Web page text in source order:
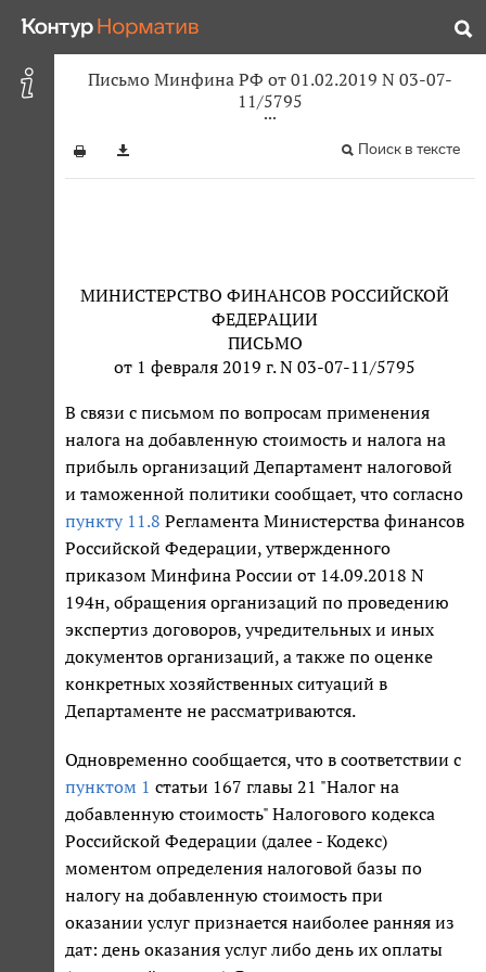
Письмо Минфина РФ от 01.02.2019 N 03-07-
11/5795
Поиск в тексте
МИНИСТЕРСТВО ФИНАНСОВ РОССИЙСКОЙ
ФЕДЕРАЦИИ
ПИСЬМО
от 1 февраля 2019 г. N 03-07-11/5795
В связи с письмом по вопросам применения
налога на добавленную стоимость и налога на
прибыль организаций Департамент налоговой
и таможенной политики сообщает, что согласно
пункту 11.8 Регламента Министерства финансов
Российской Федерации, утвержденного
приказом Минфина России от 14.09.2018 N
194н, обращения организаций по проведению
экспертиз договоров, учредительных и иных
документов организаций, а также по оценке
конкретных хозяйственных ситуаций в
Департаменте не рассматриваются.
Одновременно сообщается, что в соответствии с
пунктом 1 статьи 167 главы 21 "Налог на
добавленную стоимость" Налогового кодекса
Российской Федерации (далее - Кодекс)
моментом определения налоговой базы по
налогу на добавленную стоимость при
оказании услуг признается наиболее ранняя из
дат: день оказания услуг либо день их оплаты